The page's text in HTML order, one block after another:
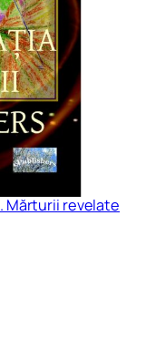
Mărturii revelate